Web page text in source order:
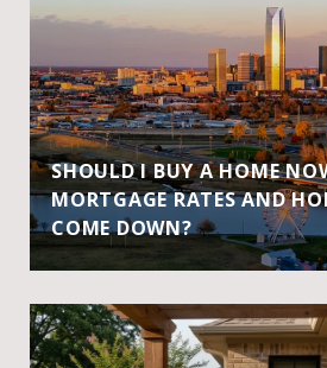
SHOULD I BUY A HOME
MORTGAGE RATES AND
COME DOWN?